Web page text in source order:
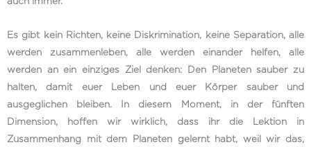
Es gibt kein Richten, keine Diskrimination, keine Separation, alle
werden zusammenleben, alle werden einander helfen, alle
werden an ein einziges Ziel denken: Den Planeten sauber zu
halten, damit euer Leben und euer Körper sauber und
ausgeglichen bleiben. In diesem Moment, in der fünften
Dimension, hoffen wir wirklich, dass ihr die Lektion in
Zusammenhang mit dem Planeten gelernt habt, weil wir das,